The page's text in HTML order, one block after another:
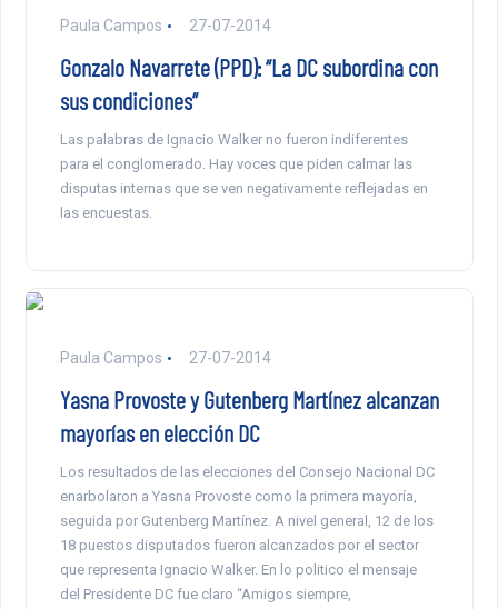
Paula Campos 27-07-2014
Gonzalo Navarrete (PPD): “La DC subordina con
sus condiciones”
Las palabras de Ignacio Walker no fueron indiferentes
para el conglomerado. Hay voces que piden calmar las
disputas internas que se ven negativamente reflejadas en
las encuestas.
Paula Campos 27-07-2014
Yasna Provoste y Gutenberg Martínez alcanzan
mayorías en elección DC
Los resultados de las elecciones del Consejo Nacional DC
enarbolaron a Yasna Provoste como la primera mayoría,
seguida por Gutenberg Martínez. A nivel general, 12 de los
18 puestos disputados fueron alcanzados por el sector
que representa Ignacio Walker. En lo politico el mensaje
del Presidente DC fue claro “Amigos siempre,